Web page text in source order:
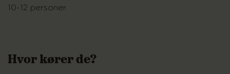
10-12 personer.
Hvor kører de?